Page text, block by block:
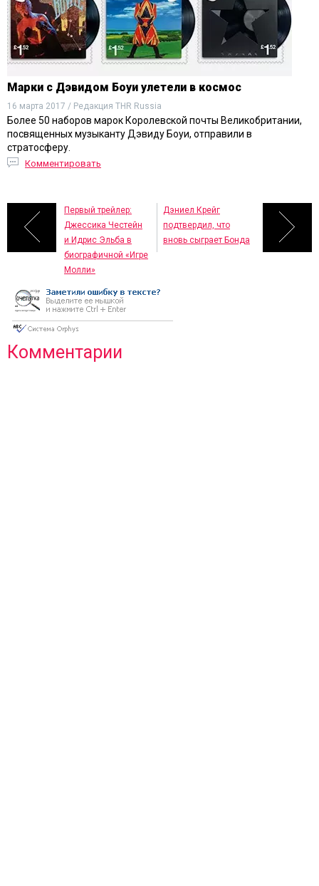
Марки с Дэвидом Боуи улетели в космос
16 марта 2017 / Редакция THR Russia
Более 50 наборов марок Королевской почты Великобритании,
посвященных музыканту Дэвиду Боуи, отправили в
стратосферу.
Комментировать
Первый трейлер:
Джессика Честейн
и Идрис Эльба в
биографичной «Игре
Молли»
Дэниел Крейг
подтвердил, что
вновь сыграет Бонда
Комментарии